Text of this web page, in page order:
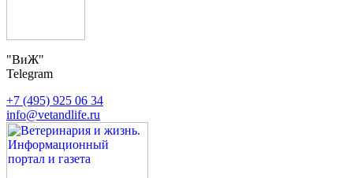
"ВиЖ"
Telegram
+7 (495) 925 06 34
info@vetandlife.ru